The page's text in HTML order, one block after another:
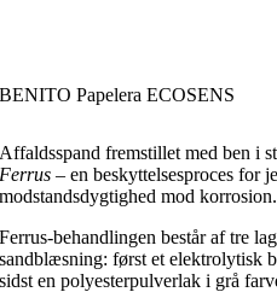
BENITO Papelera ECOSENS
Affaldsspand fremstillet med ben i
Ferrus – en beskyttelsesproces for
modstandsdygtighed mod korrosion.
Ferrus-behandlingen består af tre
sandblæsning: først et elektrolytisk
sidst en polyesterpulverlak i grå